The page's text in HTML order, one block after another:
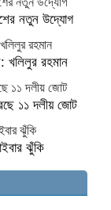
নতুন উদ্যোগ
খলিলুর রহমান
১১ দলীয় জোট
ঝুঁকি